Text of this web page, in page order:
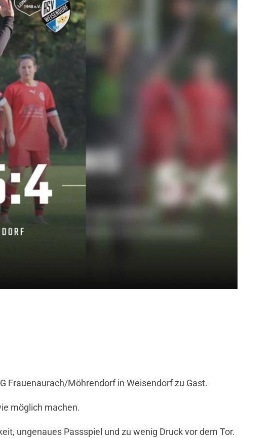
Frauenaurach/Möhrendorf in Weisendorf zu Gast.
möglich machen.
ungenaues Passspiel und zu wenig Druck vor dem Tor.